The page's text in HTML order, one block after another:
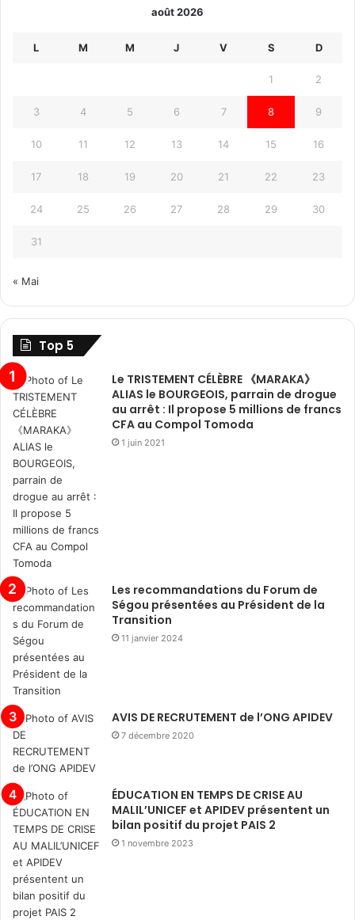
août 2026
L M M J V S D
1 2
3 4 5 6 7 8 9
10 11 12 13 14 15 16
17 18 19 20 21 22 23
24 25 26 27 28 29 30
31
« Mai
Top 5
Le TRISTEMENT CÉLÈBRE 《MARAKA》
ALIAS le BOURGEOIS, parrain de drogue
au arrêt : Il propose 5 millions de francs
CFA au Compol Tomoda
1 juin 2021
Les recommandations du Forum de
Ségou présentées au Président de la
Transition
11 janvier 2024
AVIS DE RECRUTEMENT de l’ONG APIDEV
7 décembre 2020
ÉDUCATION EN TEMPS DE CRISE AU
MALIL’UNICEF et APIDEV présentent un
bilan positif du projet PAIS 2
1 novembre 2023